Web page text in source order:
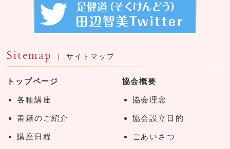
Sitemap | サイトマップ
トップページ
各種講座
書籍のご紹介
講座日程
協会概要
協会理念
協会設立目的
ごあいさつ